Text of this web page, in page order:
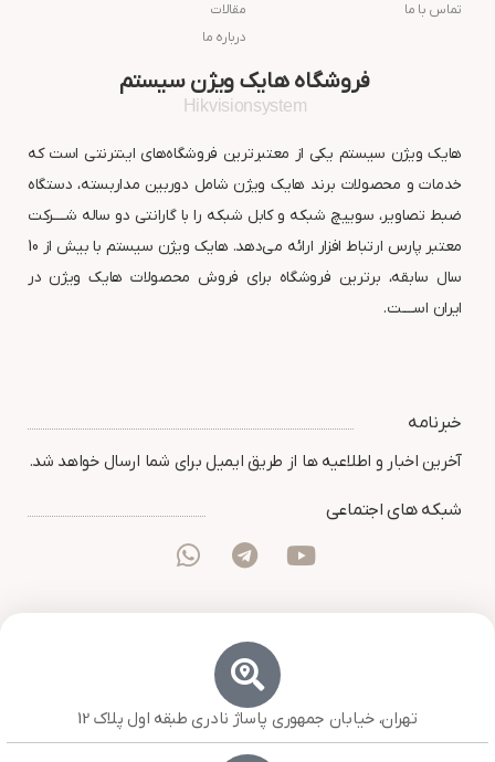
تماس با ما
مقالات
درباره ما
فروشگاه هایک ویژن سیستم
Hikvisionsystem
هایک ویژن سیستم یکی از معتبرترین فروشگاه‌های اینترنتی است که
خدمات و محصولات برند هایک ویژن شامل دوربین مداربسته، دستگاه
ضبط تصاویر، سوییچ شبکه و کابل شبکه را با گارانتی دو ساله شــــرکت
معتبر پارس ارتباط افزار ارائه می‌دهد. هایک ویژن سیستم با بیش از 10
سال سابقه، برترین فروشگاه برای فروش محصولات هایک ویژن در
ایران اســــت.
خبرنامه
آخرین اخبار و اطلاعیه ها از طریق ایمیل برای شما ارسال خواهد شد.
شبکه های اجتماعی
تهران، خیابان جمهوری پاساژ نادری طبقه اول پلاک 12